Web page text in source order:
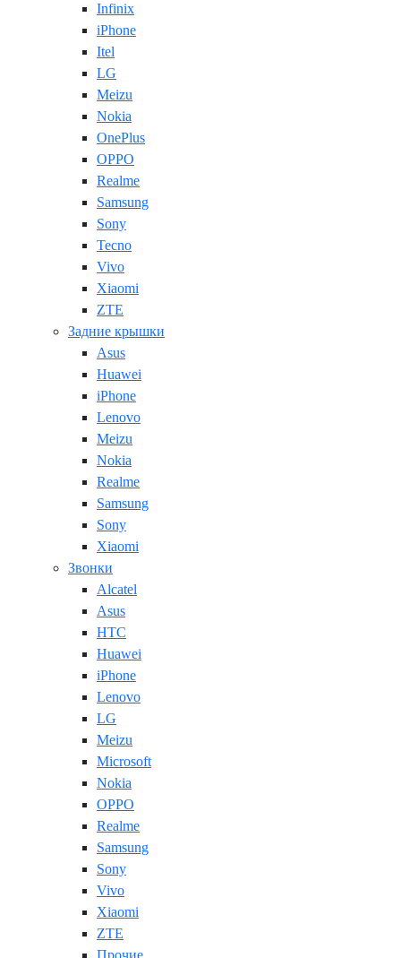
Infinix
iPhone
Itel
LG
Meizu
Nokia
OnePlus
OPPO
Realme
Samsung
Sony
Tecno
Vivo
Xiaomi
ZTE
Задние крышки
Asus
Huawei
iPhone
Lenovo
Meizu
Nokia
Realme
Samsung
Sony
Xiaomi
Звонки
Alcatel
Asus
HTC
Huawei
iPhone
Lenovo
LG
Meizu
Microsoft
Nokia
OPPO
Realme
Samsung
Sony
Vivo
Xiaomi
ZTE